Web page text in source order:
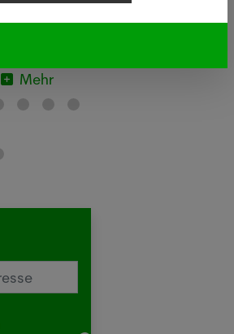
Personen erkrankt, eine davon
Mehr